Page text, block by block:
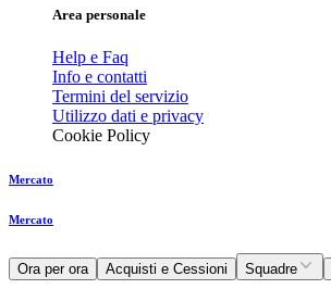
Area personale
Help e Faq
Info e contatti
Termini del servizio
Utilizzo dati e privacy
Cookie Policy
Mercato
Mercato
Ora per ora Acquisti e Cessioni Squadre